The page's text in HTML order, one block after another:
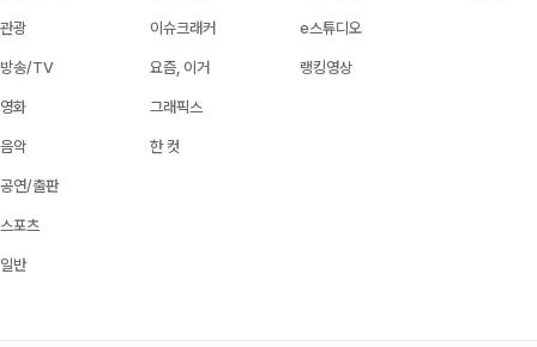
관광
방송/TV
영화
음악
공연/출판
스포츠
일반
이슈크래커
요즘, 이거
그래픽스
한 컷
e스튜디오
랭킹영상